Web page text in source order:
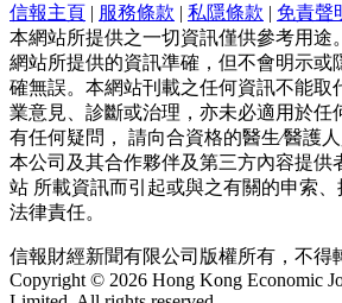
信報主頁 | 服務條款 | 私隱條款 | 免責聲
本網站所提供之一切資訊僅供參考用途
網站所提供的資訊準確，但不會明示或
確無誤。本網站刊載之任何資訊不能取
業意見、診斷或治理，亦未必適用於任
有任何疑問， 請向合資格的醫生∕醫護人
本公司及其合作夥伴及第三方內容提供
站 所載資訊而引起或與之有關的申索
法律責任。
信報財經新聞有限公司版權所有，不得
Copyright © 2026 Hong Kong Economic